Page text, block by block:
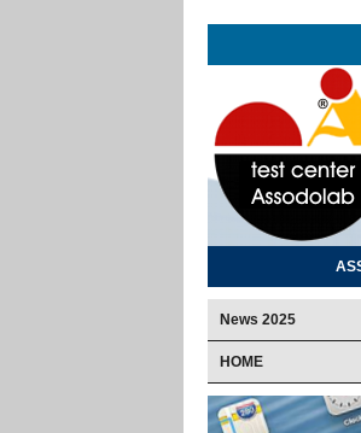
News 2025
HOME